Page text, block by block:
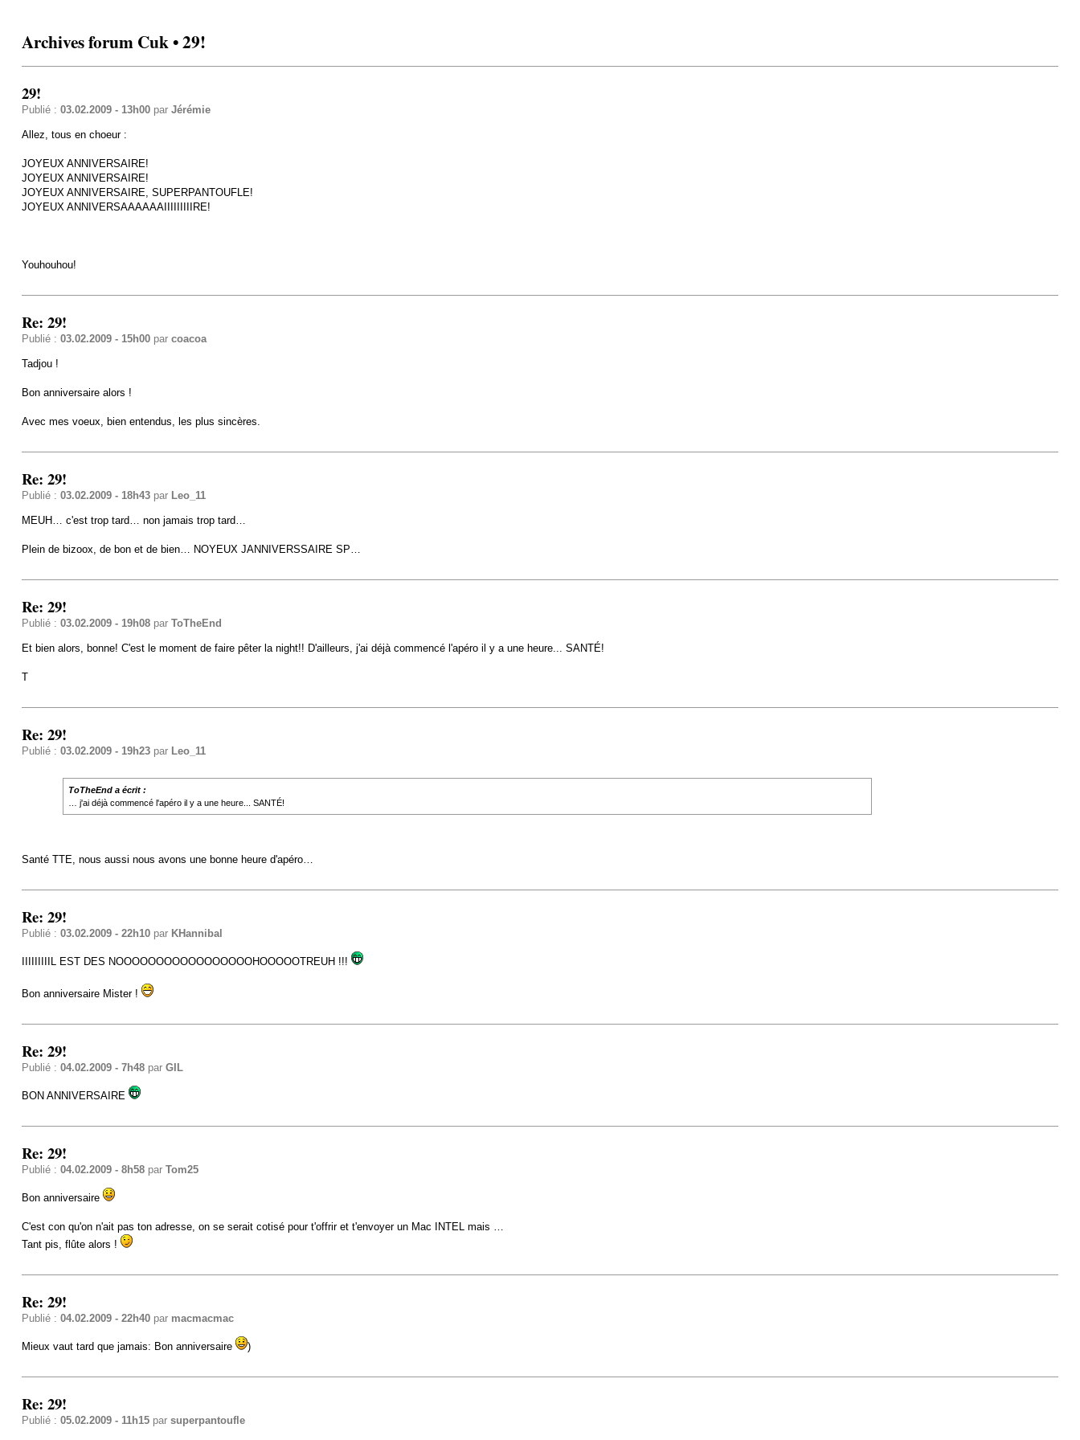
Archives forum Cuk • 29!
29!
Publié : 03.02.2009 - 13h00par Jérémie
Allez, tous en choeur :
JOYEUX ANNIVERSAIRE!
JOYEUX ANNIVERSAIRE!
JOYEUX ANNIVERSAIRE, SUPERPANTOUFLE!
JOYEUX ANNIVERSAAAAAAIIIIIIIIIRE!
Youhouhou!
Re: 29!
Publié : 03.02.2009 - 15h00par coacoa
Tadjou !
Bon anniversaire alors !
Avec mes voeux, bien entendus, les plus sincères.
Re: 29!
Publié : 03.02.2009 - 18h43par Leo_11
MEUH… c'est trop tard… non jamais trop tard…
Plein de bizoox, de bon et de bien… NOYEUX JANNIVERSSAIRE SP…
Re: 29!
Publié : 03.02.2009 - 19h08par ToTheEnd
Et bien alors, bonne! C'est le moment de faire pêter la night!! D'ailleurs, j'ai déjà commencé l'apéro il y a une heure... SANTÉ!
T
Re: 29!
Publié : 03.02.2009 - 19h23par Leo_11
ToTheEnd a écrit :
… j'ai déjà commencé l'apéro il y a une heure... SANTÉ!
Santé TTE, nous aussi nous avons une bonne heure d'apéro…
Re: 29!
Publié : 03.02.2009 - 22h10par KHannibal
IIIIIIIIIL EST DES NOOOOOOOOOOOOOOOOOHOOOOOTREUH !!!
Bon anniversaire Mister !
Re: 29!
Publié : 04.02.2009 - 7h48par GIL
BON ANNIVERSAIRE
Re: 29!
Publié : 04.02.2009 - 8h58par Tom25
Bon anniversaire
C'est con qu'on n'ait pas ton adresse, on se serait cotisé pour t'offrir et t'envoyer un Mac INTEL mais …
Tant pis, flûte alors !
Re: 29!
Publié : 04.02.2009 - 22h40par macmacmac
Mieux vaut tard que jamais: Bon anniversaire )
Re: 29!
Publié : 05.02.2009 - 11h15par superpantoufle